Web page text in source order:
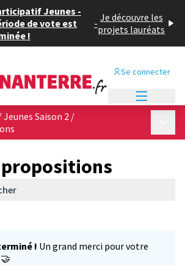
Jeunes -
de vote est
!
- Je découvre les
projets lauréats
Se connecter
Saison 2 /
propositions
! Un grand merci pour votre